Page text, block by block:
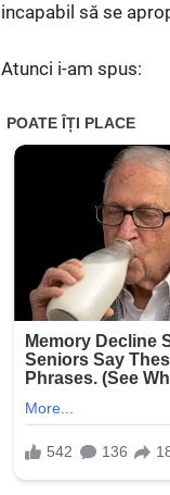
incapabil să se
Atunci i-am spus: